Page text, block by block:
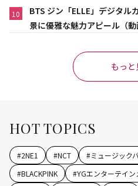
10
BTS ジン「ELLE」デジタル
景に優雅な魅力アピール（動
もっと
HOT TOPICS
#2NE1 #NCT #ミュージック
#BLACKPINK #YGエンターテイン